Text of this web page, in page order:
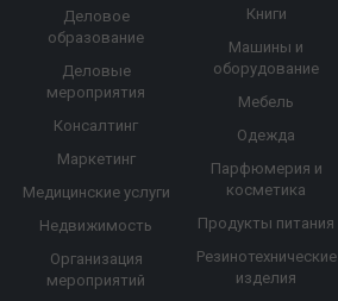
Деловое
образование
Деловые
мероприятия
Консалтинг
Маркетинг
Медицинские услуги
Недвижимость
Организация
мероприятий
Книги
Машины и
оборудование
Мебель
Одежда
Парфюмерия и
косметика
Продукты питания
Резинотехнические
изделия